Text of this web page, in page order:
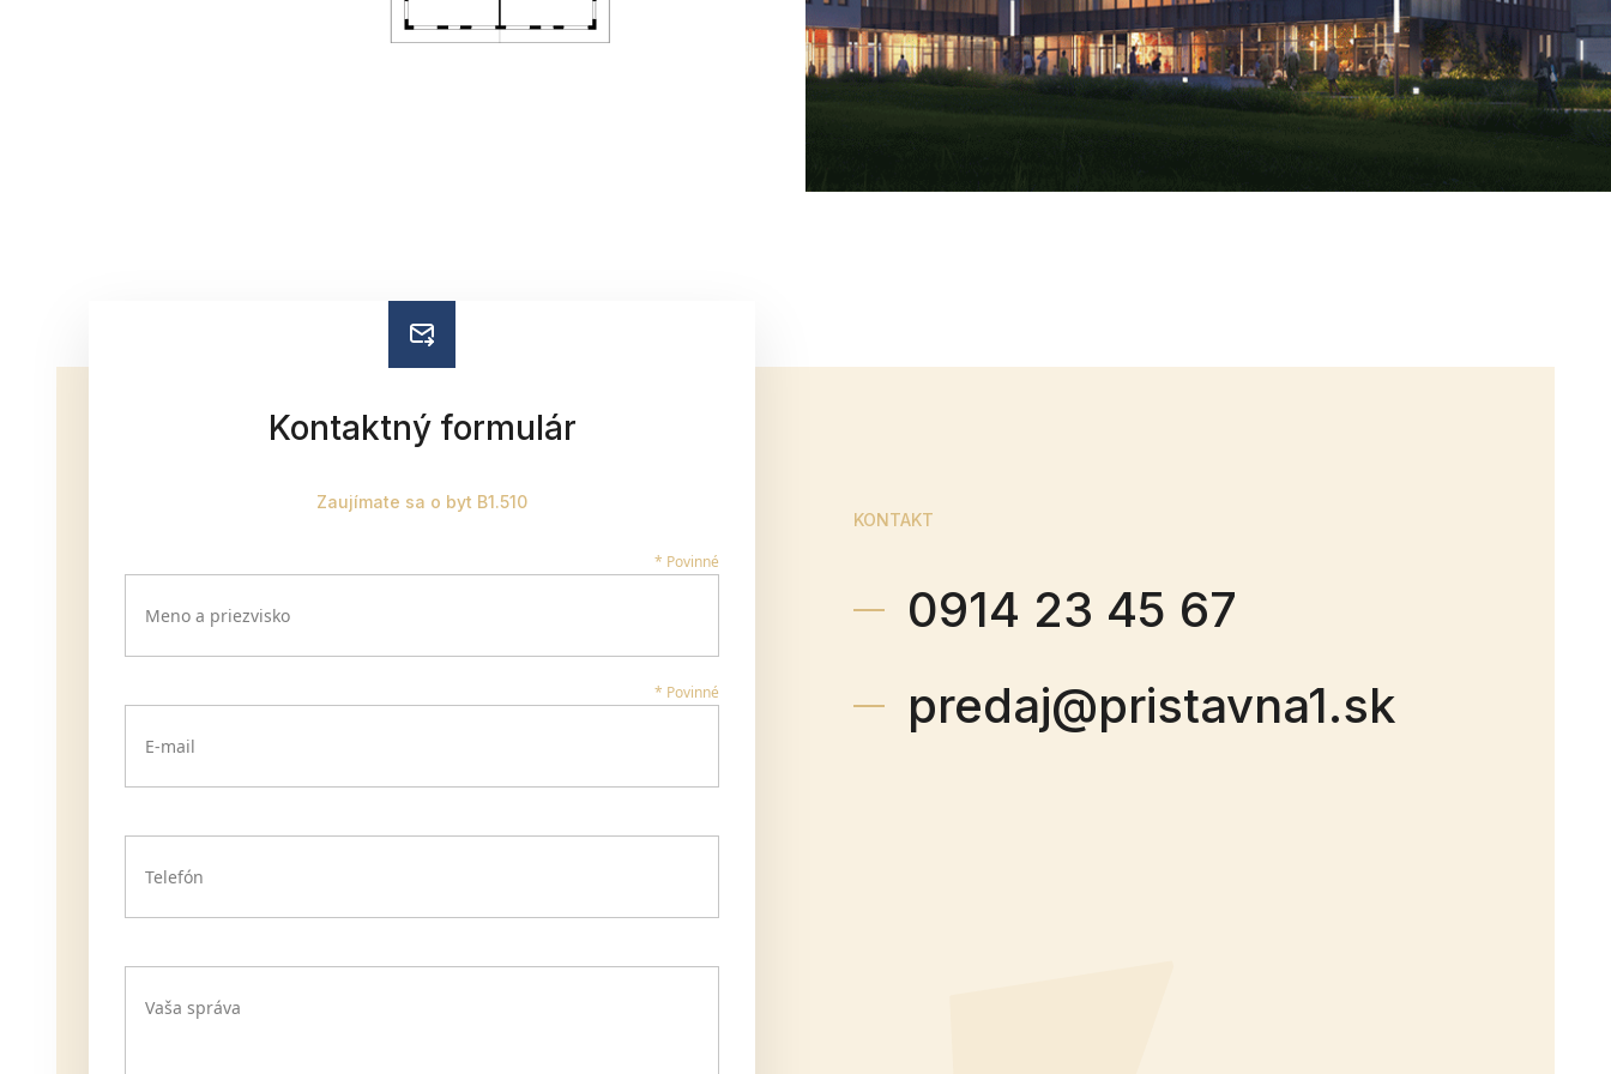
Kontaktný formulár
Zaujímate sa o byt B1.510
* Povinné
Meno a priezvisko
* Povinné
E-mail
Telefón
Vaša správa
KONTAKT
0914 23 45 67
predaj@pristavna1.sk